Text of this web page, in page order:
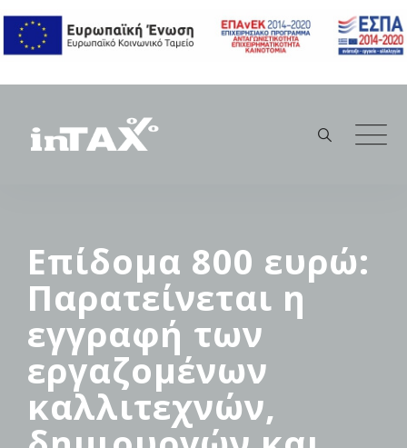
content
Επίδομα 800 ευρώ:
Παρατείνεται η
εγγραφή των
εργαζομένων
καλλιτεχνών,